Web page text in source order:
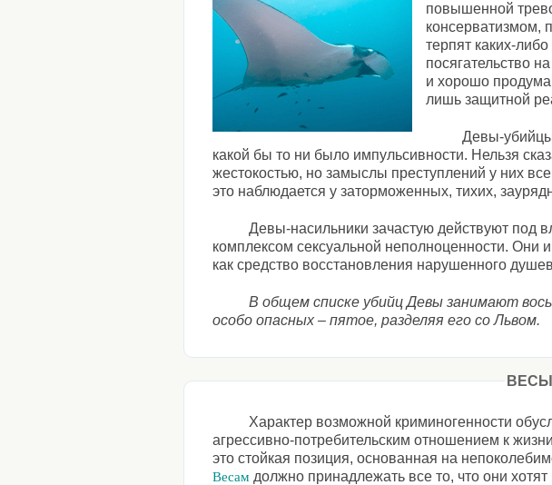
повышенной
консерватизмом,
терпят каких-
посягательство
и хорошо
лишь защитной
Девы-
какой бы то ни было импульсивности. Нельзя
жестокостью, но замыслы преступлений у них
это наблюдается у заторможенных, тихих,
Девы-насильники зачастую действуют под
комплексом сексуальной неполноценности.
как средство восстановления нарушенного
В общем списке убийц Девы занимают
особо опасных – пятое, разделяя его со Львом.
ВЕСЫ
Характер возможной криминогенности
агрессивно-потребительским отношением к
это стойкая позиция, основанная на
Весам должно принадлежать все то, что они